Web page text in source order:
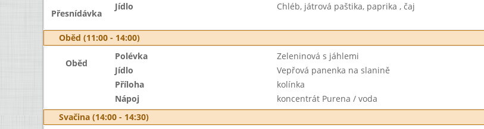
Přesnídávka
Jídlo Chléb, játrová paštika, paprika , čaj
Oběd (11:00 - 14:00)
Oběd
Polévka Zeleninová s jáhlemi
Jídlo
Vepřová panenka na slanině
Příloha
kolínka
Nápoj
koncentrát Purena / voda
Svačina (14:00 - 14:30)